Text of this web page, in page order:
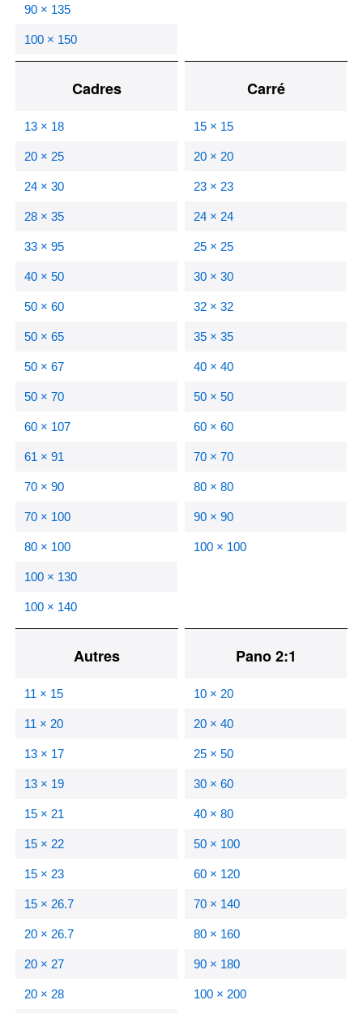
90 × 135
100 × 150
Cadres
13 × 18
20 × 25
24 × 30
28 × 35
33 × 95
40 × 50
50 × 60
50 × 65
50 × 67
50 × 70
60 × 107
61 × 91
70 × 90
70 × 100
80 × 100
100 × 130
100 × 140
Carré
15 × 15
20 × 20
23 × 23
24 × 24
25 × 25
30 × 30
32 × 32
35 × 35
40 × 40
50 × 50
60 × 60
70 × 70
80 × 80
90 × 90
100 × 100
Autres
11 × 15
11 × 20
13 × 17
13 × 19
15 × 21
15 × 22
15 × 23
15 × 26.7
20 × 26.7
20 × 27
20 × 28
Pano 2:1
10 × 20
20 × 40
25 × 50
30 × 60
40 × 80
50 × 100
60 × 120
70 × 140
80 × 160
90 × 180
100 × 200